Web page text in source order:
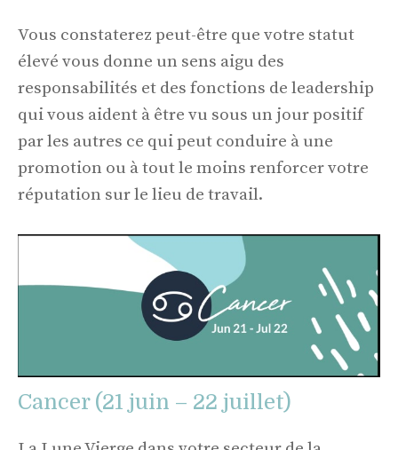
Vous constaterez peut-être que votre statut
élevé vous donne un sens aigu des
responsabilités et des fonctions de leadership
qui vous aident à être vu sous un jour positif
par les autres ce qui peut conduire à une
promotion ou à tout le moins renforcer votre
réputation sur le lieu de travail.
Cancer (21 juin – 22 juillet)